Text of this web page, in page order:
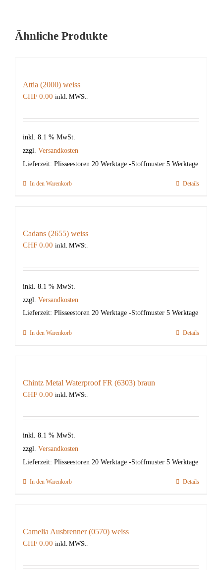
Ähnliche Produkte
Attia (2000) weiss
CHF 0.00 inkl. MWSt.
inkl. 8.1 % MwSt.
zzgl. Versandkosten
Lieferzeit: Plisseestoren 20 Werktage -Stoffmuster 5 Werktage
In den Warenkorb Details
Cadans (2655) weiss
CHF 0.00 inkl. MWSt.
inkl. 8.1 % MwSt.
zzgl. Versandkosten
Lieferzeit: Plisseestoren 20 Werktage -Stoffmuster 5 Werktage
In den Warenkorb Details
Chintz Metal Waterproof FR (6303) braun
CHF 0.00 inkl. MWSt.
inkl. 8.1 % MwSt.
zzgl. Versandkosten
Lieferzeit: Plisseestoren 20 Werktage -Stoffmuster 5 Werktage
In den Warenkorb Details
Camelia Ausbrenner (0570) weiss
CHF 0.00 inkl. MWSt.